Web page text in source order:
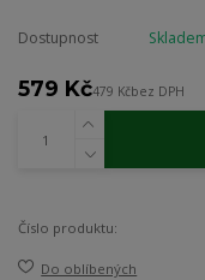
Dostupnost
579 Kč479 Kčbez DPH
Číslo produktu:
Do oblíbených